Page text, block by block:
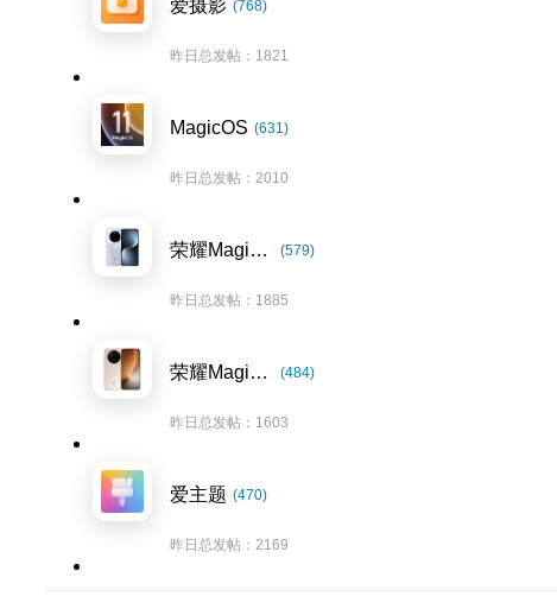
爱摄影 (768)
昨日总发帖：1821
MagicOS (631)
昨日总发帖：2010
荣耀Magic7系列 (579)
昨日总发帖：1885
荣耀Magic8系列 (484)
昨日总发帖：1603
爱主题 (470)
昨日总发帖：2169